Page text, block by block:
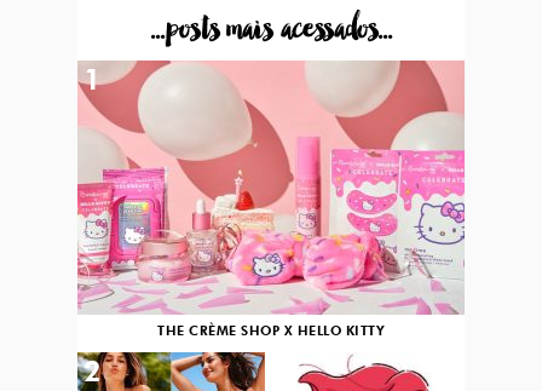
...posts mais acessados...
THE CRÈME SHOP X HELLO KITTY
1
2 3